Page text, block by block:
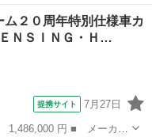
ルハイブリッド ■ グレ
セレクション ★ハイブリ
２０周年特別仕様車カ
ＮＳＩＮＧ・Ｈ…
提携サイト 7月27日